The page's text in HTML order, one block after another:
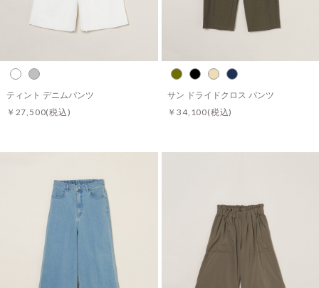
ティント デニムパンツ
￥27,500(税込)
サン ドライドクロス パンツ
￥34,100(税込)